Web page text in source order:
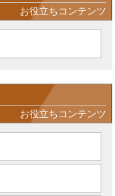
お役立ちコンテンツ
お役立ちコンテンツ